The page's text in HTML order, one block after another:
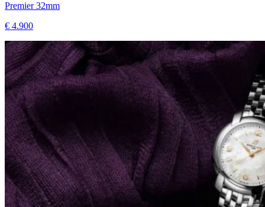
Premier 32mm
€ 4.900